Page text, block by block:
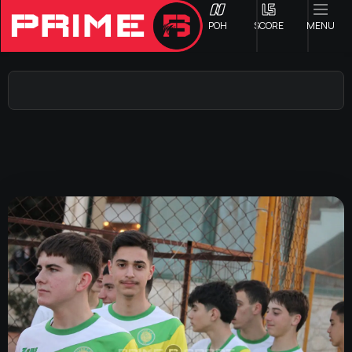
ΡΟΗ SCORE MENU
Α1 ΕΠΣΗ
Α2 ΕΠΣΗ
Β1 ΕΠΣΗ
Β2 ΕΠΣΗ